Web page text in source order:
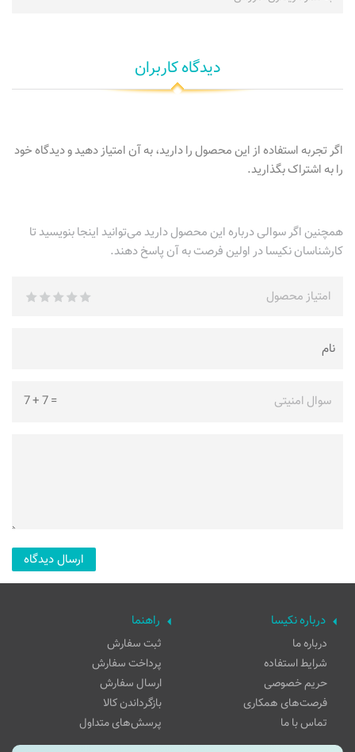
دیدگاه کاربران
اگر تجربه استفاده از این محصول را دارید، به آن امتیاز دهید و دیدگاه خود
را به اشتراک بگذارید.
همچنین اگر سوالی درباره این محصول دارید می‌توانید اینجا بنویسید تا
کارشناسان نکیسا در اولین فرصت به آن پاسخ دهند.
امتیاز محصول
سوال امنیتی =
7
+
7
درباره نکیسا
درباره ما
شرایط استفاده
حریم خصوصی
فرصت‌های همکاری
تماس با ما
راهنما
ثبت سفارش
پرداخت سفارش
ارسال سفارش
بازگرداندن کالا
پرسش‌های متداول